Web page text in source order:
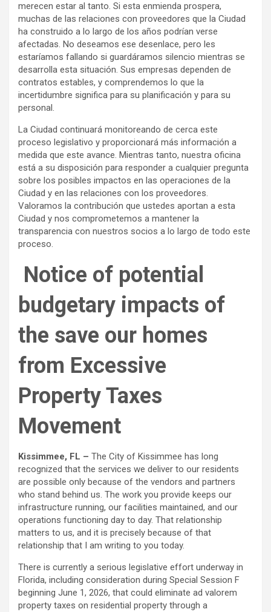
merecen estar al tanto. Si esta enmienda prospera,
muchas de las relaciones con proveedores que la Ciudad
ha construido a lo largo de los años podrían verse
afectadas. No deseamos ese desenlace, pero les
estaríamos fallando si guardáramos silencio mientras se
desarrolla esta situación. Sus empresas dependen de
contratos estables, y comprendemos lo que la
incertidumbre significa para su planificación y para su
personal.
La Ciudad continuará monitoreando de cerca este
proceso legislativo y proporcionará más información a
medida que este avance. Mientras tanto, nuestra oficina
está a su disposición para responder a cualquier pregunta
sobre los posibles impactos en las operaciones de la
Ciudad y en las relaciones con los proveedores.
Valoramos la contribución que ustedes aportan a esta
Ciudad y nos comprometemos a mantener la
transparencia con nuestros socios a lo largo de todo este
proceso.
Notice of potential
budgetary impacts of
the save our homes
from Excessive
Property Taxes
Movement
Kissimmee, FL – The City of Kissimmee has long
recognized that the services we deliver to our residents
are possible only because of the vendors and partners
who stand behind us. The work you provide keeps our
infrastructure running, our facilities maintained, and our
operations functioning day to day. That relationship
matters to us, and it is precisely because of that
relationship that I am writing to you today.
There is currently a serious legislative effort underway in
Florida, including consideration during Special Session F
beginning June 1, 2026, that could eliminate ad valorem
property taxes on residential property through a